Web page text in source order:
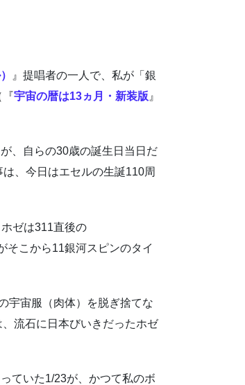
』提唱者の一人で、私が「銀
『宇宙の暦は13ヵ月・新装版 』
、自らの30歳の誕生日当日だ
、今日はエセルの生誕110周
ゼは311直後の
そこから11銀河スピンのタイ
宇宙服（肉体）を脱ぎ捨てな
流石に日本びいきだったホゼ
ていた1/23が、かつて私のボ